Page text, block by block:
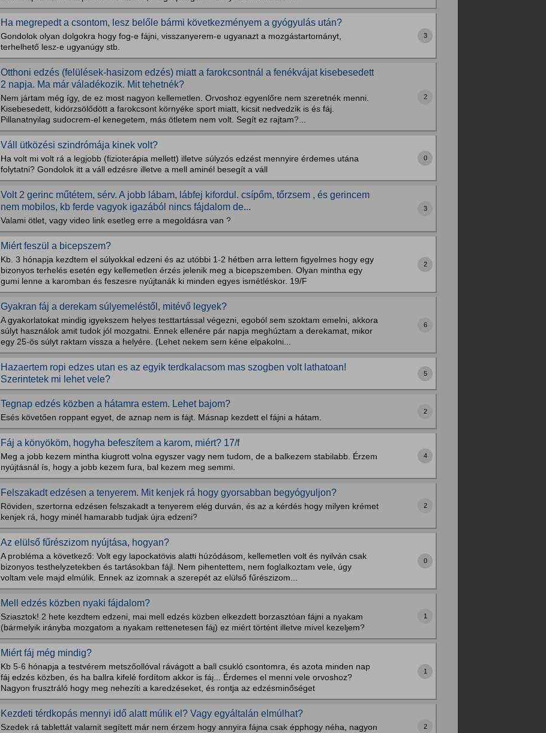
Ha megrepedt a csontom, lesz belőle bármi következményem a gyógyulás után?
Gondolok olyan dolgokra hogy fog-e fájni, visszanyerem-e ugyanazt a mozgástartományt,
terhelhető lesz-e ugyanúgy stb.
3
Otthoni edzés (felülések-hasizom edzés) miatt a farokcsontnál a fenékvájat kisebesedett
2 napja. Ma már váladékozik. Mit tehetnék?
Nem jártam még így, de ez most nagyon kellemetlen. Orvoshoz egyenlőre nem szeretnék menni.
Kisebesedett, kidörzsölődött a farokcsont környéke sport miatt, kicsit nedvedzik is és fáj.
Pillanatnyilag sudocrem-el kenegetem, más ötletem nem volt. Segít ez rajtam?...
2
Váll ütközési szindrómája kinek volt?
Ha volt mi volt rá a legjobb (fizioterápia mellett) illetve súlyzós edzést mennyire érdemes utána
folytatni? Gondolok itt a váll edzésre illetve a mell aminél besegít a váll
0
Volt 2 gerinc műtétem, sérv. A jobb lábam, lábfej kifordul. csípőm, tőrzsem , és gerincem
nem mobilos, kb ferde vagyok igazából nincs fájdalom de...
Valami ötlet, vagy video link esetleg erre a megoldásra van ?
3
Miért feszül a bicepszem?
Kb. 3 hónapja kezdtem el súlyokkal edzeni és az utóbbi 1-2 hétben arra lettem figyelmes hogy egy
bizonyos terhelés esetén egy kellemetlen érzés jelenik meg a bicepszemben. Olyan mintha egy
gumi lenne a karomban és feszesre nyújtanák ki minden egyes ismétléskor. 19/F
2
Gyakran fáj a derekam súlyemeléstől, mitévő legyek?
A gyakorlatokat mindig igyekszem helyes testtartással végezni, egoból sem szoktam emelni, akkora
súlyt használok amit tudok jól mozgatni. Ennek ellenére pár napja meghúztam a derekamat, mikor
egy 25-ös súlyt raktam vissza a helyére. (Lehet nekem sem kéne elpakolni...
6
Hazaertem ropi edzes utan es az egyik terdkalacsom mas szogben volt lathatoan!
Szerintetek mi lehet vele?
5
Tegnap edzés közben a hátamra estem. Lehet bajom?
Esés követően roppant egyet, de aznap nem is fájt. Másnap kezdett el fájni a hátam.
2
Fáj a könyököm, hogyha befeszítem a karom, miért? 17/f
Meg a jobb kezem mintha kiugrott volna egyszer vagy nem tudom, de a balkezem stabilabb. Érzem
nyújtásnál ís, hogy a jobb kezem fura, bal kezem meg semmi.
4
Felszakadt edzésen a tenyerem. Mit kenjek rá hogy gyorsabban begyógyuljon?
Röviden, szertorna edzésen felszakadt a tenyerem elég durván, és az a kérdés hogy milyen krémet
kenjek rá, hogy minél hamarabb tudjak újra edzeni?
2
Az elülső fűrészizom nyújtása, hogyan?
A probléma a következő: Volt egy lapockatövis alatti húzódásom, kellemetlen volt és nyilván csak
bizonyos testhelyzetekben és tartásokban fájl. Nem pihentettem, nem foglalkoztam vele, úgy
voltam vele majd elmúlik. Ennek az izomnak a szerepét az elülső fűrészizom...
0
Mell edzés közben nyaki fájdalom?
Sziasztok! 2 hete kezdtem edzeni, mai mell edzés közben elkezdett borzasztóan fájni a nyakam
(bármelyik irányba mozgatom a nyakam rettenetesen fáj) ez miért történt illetve mivel kezeljem?
1
Miért fáj még mindig?
Kb 5-6 hónapja a testvérem metszőollóval rávágott a ball csukló csontomra, és azota minden nap
fáj edzés közben, és ha ballra kifelé fordítom akkor is fáj... Érdemes el menni vele orvoshoz?
Nagyon frusztráló hogy meg nehezíti a karedzéseket, és rontja az edzésminőséget
1
Kezdeti térdkopás mennyi idő alatt múlik el? Vagy egyáltalán elmúlhat?
Szedek rá tablettát valamit segített már nem érzem hogy annyira fájna csak épphogy néha, nagyon 2